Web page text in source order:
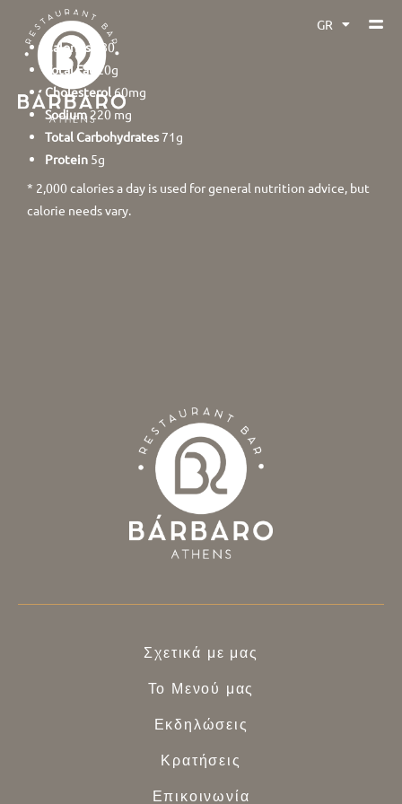
GR
EN
Calories 480
Total Fat
20g
Cholesterol60mg
Sodium220 mg
Total Carbohydrates 71g
Protein 5g
* 2,000 calories a day is used for general nutrition advice, but
calorie needs vary.
Σχετικά με μας
Το Μενού μας
Εκδηλώσεις
Κρατήσεις
Επικοινωνία